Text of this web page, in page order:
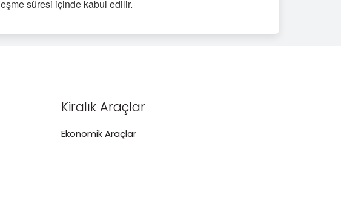
süresi içinde kabul edilir.
Kiralık Araçlar
Ekonomik Araçlar